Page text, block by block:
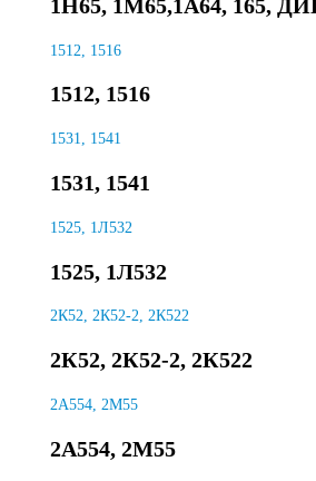
1Н65, 1М65,1А64, 165,
1512, 1516
1512, 1516
1531, 1541
1531, 1541
1525, 1Л532
1525, 1Л532
2К52, 2К52-2, 2К522
2К52, 2К52-2, 2К522
2А554, 2М55
2А554, 2М55